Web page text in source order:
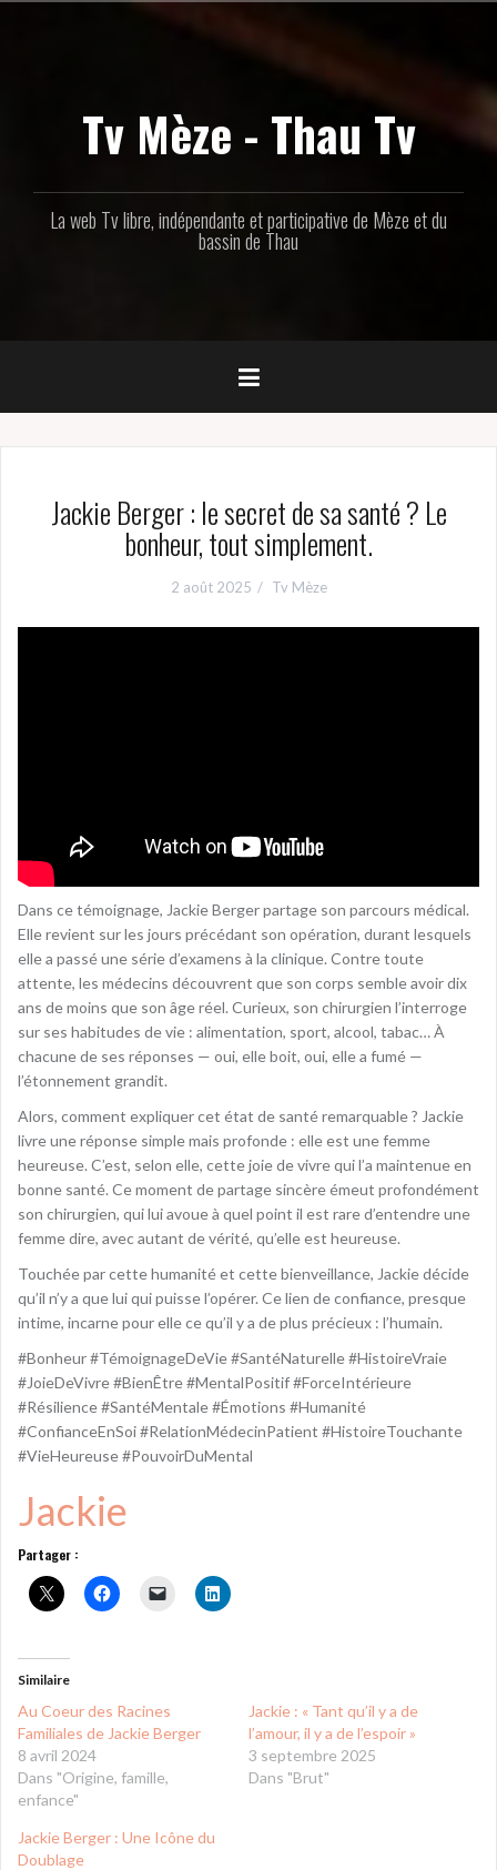
Tv Mèze - Thau Tv
La web Tv libre, indépendante et participative de Mèze et du
bassin de Thau
Jackie Berger : le secret de sa santé ? Le
bonheur, tout simplement.
2 août 2025 Tv Mèze
Dans ce témoignage, Jackie Berger partage son parcours médical.
Elle revient sur les jours précédant son opération, durant lesquels
elle a passé une série d’examens à la clinique. Contre toute
attente, les médecins découvrent que son corps semble avoir dix
ans de moins que son âge réel. Curieux, son chirurgien l’interroge
sur ses habitudes de vie : alimentation, sport, alcool, tabac… À
chacune de ses réponses — oui, elle boit, oui, elle a fumé —
l’étonnement grandit.
Alors, comment expliquer cet état de santé remarquable ? Jackie
livre une réponse simple mais profonde : elle est une femme
heureuse. C’est, selon elle, cette joie de vivre qui l’a maintenue en
bonne santé. Ce moment de partage sincère émeut profondément
son chirurgien, qui lui avoue à quel point il est rare d’entendre une
femme dire, avec autant de vérité, qu’elle est heureuse.
Touchée par cette humanité et cette bienveillance, Jackie décide
qu’il n’y a que lui qui puisse l’opérer. Ce lien de confiance, presque
intime, incarne pour elle ce qu’il y a de plus précieux : l’humain.
#Bonheur #TémoignageDeVie #SantéNaturelle #HistoireVraie
#JoieDeVivre #BienÊtre #MentalPositif #ForceIntérieure
#Résilience #SantéMentale #Émotions #Humanité
#ConfianceEnSoi #RelationMédecinPatient #HistoireTouchante
#VieHeureuse #PouvoirDuMental
Jackie
Partager :
Similaire
Au Coeur des Racines
Familiales de Jackie Berger
8 avril 2024
Dans "Origine, famille,
enfance"
Jackie : « Tant qu’il y a de
l’amour, il y a de l’espoir »
3 septembre 2025
Dans "Brut"
Jackie Berger : Une Icône du
Doublage